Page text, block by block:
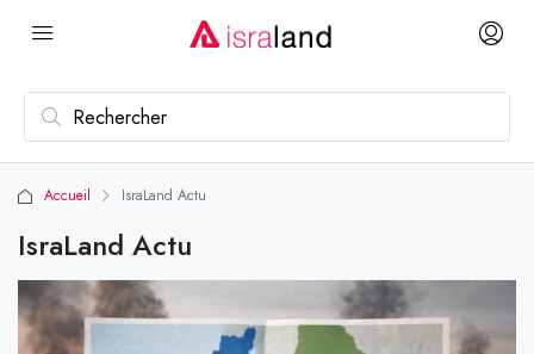
Accueil IsraLand Actu
IsraLand Actu